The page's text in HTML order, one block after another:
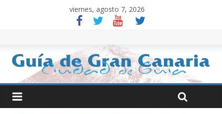
viernes, agosto 7, 2026